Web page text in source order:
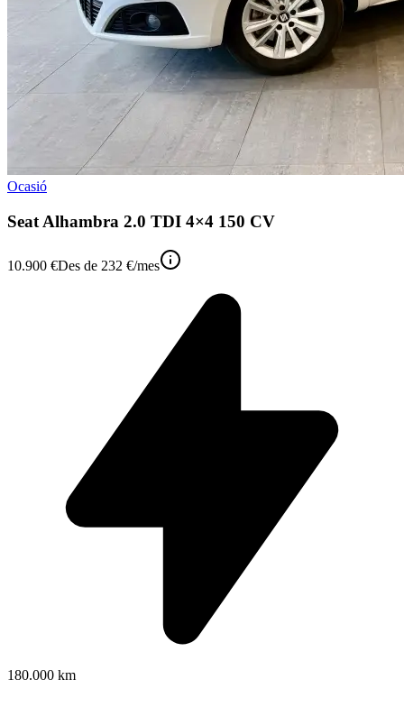
Ocasió
Seat Alhambra 2.0 TDI 4×4 150 CV
10.900 €Des de 232 €/mes
180.000 km